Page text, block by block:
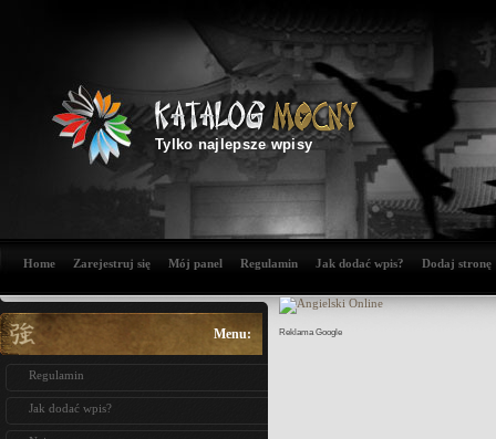
Tylko najlepsze wpisy
Home Zarejestruj się Mój panel Regulamin Jak dodać wpis? Dodaj stronę
Menu:
Regulamin
Jak dodać wpis?
Reklama Google